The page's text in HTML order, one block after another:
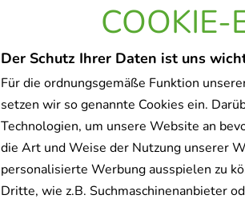
COOKIE-
Der Schutz Ihrer Daten ist uns
Für die ordnungsgemäße Funktion
setzen wir so genannte Cookies ein.
Technologien, um unsere Website an
die Art und Weise der Nutzung unserer
personalisierte Werbung ausspielen zu
Dritte, wie z.B. Suchmaschinenanbieter